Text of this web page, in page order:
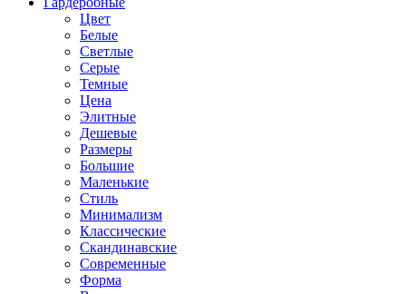
Цвет
Белые
Светлые
Серые
Темные
Цена
Элитные
Дешевые
Размеры
Большие
Маленькие
Стиль
Минимализм
Классические
Скандинавские
Современные
Форма